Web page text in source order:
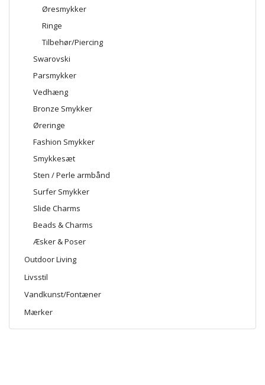
Øresmykker
Ringe
Tilbehør/Piercing
Swarovski
Parsmykker
Vedhæng
Bronze Smykker
Øreringe
Fashion Smykker
Smykkesæt
Sten / Perle armbånd
Surfer Smykker
Slide Charms
Beads & Charms
Æsker & Poser
Outdoor Living
Livsstil
Vandkunst/Fontæner
Mærker